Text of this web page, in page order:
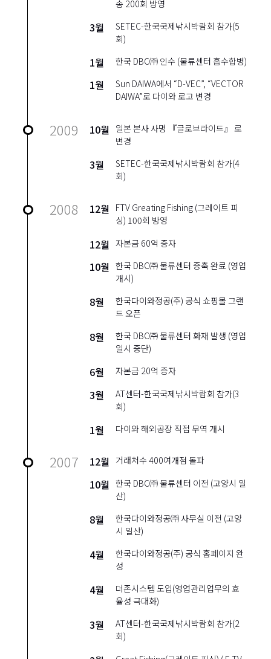
송 200회 방영
3월
SETEC-한국국제낚시박람회 참가(5
회)
1월 한국 DBC㈜ 인수 (물류센터 흡수합병)
1월
Sun DAIWA에서 “D-VEC”, “VECTOR
DAIWA”로 다이와 로고 변경
2009 10월
일본 본사 사명 『글로브라이드』 로
변경
3월
SETEC-한국국제낚시박람회 참가(4
회)
2008 12월
FTV Greating Fishing (그레이트 피
싱) 100회 방영
12월 자본금 60억 증자
10월 한국 DBC㈜ 물류센터 증축 완료 (영업
개시)
8월
한국다이와정공(주) 공식 쇼핑몰 그랜
드 오픈
8월
한국 DBC㈜ 물류센터 화재 발생 (영업
일시 중단)
6월 자본금 20억 증자
3월
AT센터-한국국제낚시박람회 참가(3
회)
1월 다이와 해외공장 직접 무역 개시
2007 12월 거래처수 400여개점 돌파
10월 한국 DBC㈜ 물류센터 이전 (고양시 일
산)
8월
한국다이와정공㈜ 사무실 이전 (고양
시 일산)
4월
한국다이와정공(주) 공식 홈페이지 완
성
4월
더존시스템 도입(영업관리업무의 효
율성 극대화)
3월
AT센터-한국국제낚시박람회 참가(2
회)